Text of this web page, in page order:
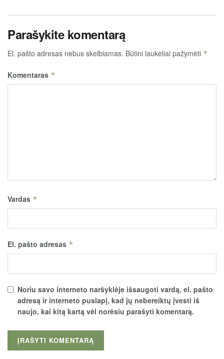
Parašykite komentarą
El. pašto adresas nebus skelbiamas. Būtini laukeliai pažymėti *
Komentaras *
Vardas *
El. pašto adresas *
Noriu savo interneto naršyklėje išsaugoti vardą, el. pašto
adresą ir interneto puslapį, kad jų nebereiktų įvesti iš
naujo, kai kitą kartą vėl norėsiu parašyti komentarą.